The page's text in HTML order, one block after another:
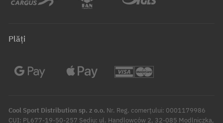
Plăți
Cool Sport Distribution sp. z o.o. Nr. Reg. comerțului: 0001179986
CUI: PL677-19-50-257 Sediu: ul. Handlowców 2, 32-085 Modlniczka,